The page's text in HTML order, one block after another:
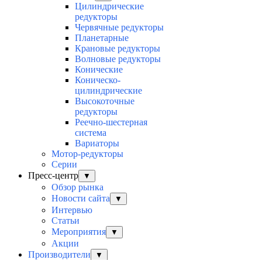
Цилиндрические
редукторы
Червячные редукторы
Планетарные
Крановые редукторы
Волновые редукторы
Конические
Коническо-
цилиндрические
Высокоточные
редукторы
Реечно-шестерная
система
Вариаторы
Мотор-редукторы
Серии
Пресс-центр
▼
Обзор рынка
Новости сайта
▼
Интервью
Статьи
Мероприятия
▼
Акции
Производители
▼